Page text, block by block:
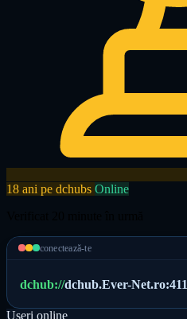
18 ani pe dchubs Online
conectează-te
dchub://dchub.Ever-Net.ro:411
Useri online